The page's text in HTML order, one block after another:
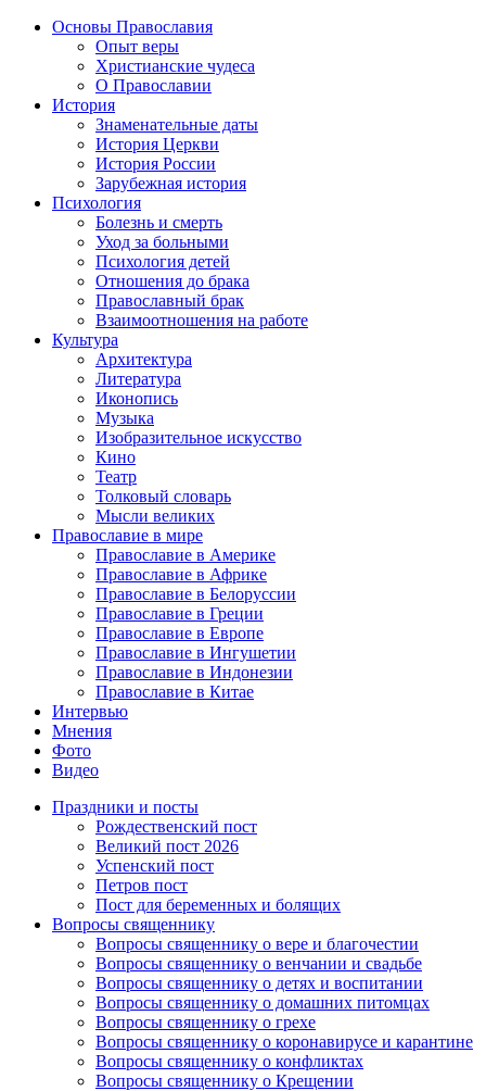
Основы Православия
Опыт веры
Христианские чудеса
О Православии
История
Знаменательные даты
История Церкви
История России
Зарубежная история
Психология
Болезнь и смерть
Уход за больными
Психология детей
Отношения до брака
Православный брак
Взаимоотношения на работе
Культура
Архитектура
Литература
Иконопись
Музыка
Изобразительное искусство
Кино
Театр
Толковый словарь
Мысли великих
Православие в мире
Православие в Америке
Православие в Африке
Православие в Белоруссии
Православие в Греции
Православие в Европе
Православие в Ингушетии
Православие в Индонезии
Православие в Китае
Интервью
Мнения
Фото
Видео
Праздники и посты
Рождественский пост
Великий пост 2026
Успенский пост
Петров пост
Пост для беременных и болящих
Вопросы священнику
Вопросы священнику о вере и благочестии
Вопросы священнику о венчании и свадьбе
Вопросы священнику о детях и воспитании
Вопросы священнику о домашних питомцах
Вопросы священнику о грехе
Вопросы священнику о коронавирусе и карантине
Вопросы священнику о конфликтах
Вопросы священнику о Крещении